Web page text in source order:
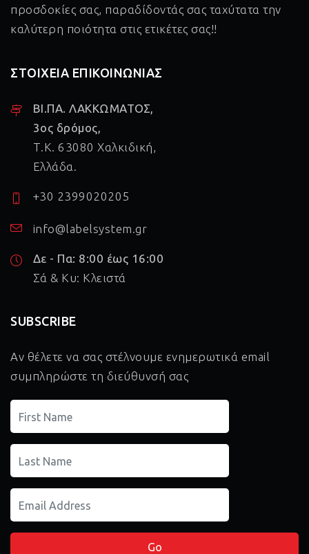
προσδοκίες σας, παραδίδοντάς σας ταχύτατα την
καλύτερη ποιότητα στις ετικέτες σας!!
ΣΤΟΙΧΕΙΑ ΕΠΙΚΟΙΝΩΝΙΑΣ
ΒΙ.ΠΑ. ΛΑΚΚΩΜΑΤΟΣ,
3ος δρόμος,
Τ.Κ. 63080 Χαλκιδική,
Ελλάδα.
+30 2399020205
info@labelsystem.gr
Δε - Πα: 8:00 έως 16:00
Σά & Κυ: Κλειστά
SUBSCRIBE
Αν θέλετε να σας στέλνουμε ενημερωτικά email
συμπληρώστε τη διεύθυνσή σας